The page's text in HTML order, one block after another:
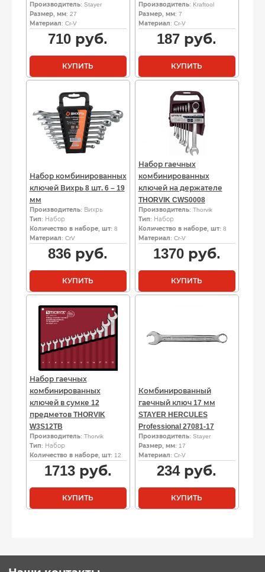
Производитель: Stayer
Размер, мм: 27
Материал: Cr-V
710 руб.
КУПИТЬ
Производитель: Kraftool
Размер, мм: 7
Материал: Cr-V
187 руб.
КУПИТЬ
Набор комбинированных
ключей Вихрь 8 шт. 6 – 19
мм
Производитель: Вихрь
Тип: Набор
Количество в наборе, шт: 8
Материал: CrV
836 руб.
КУПИТЬ
Набор гаечных
комбинированных
ключей на держателе
THORVIK CWS0008
Производитель: Thorvik
Тип: Набор
Количество в наборе, шт: 8
Материал: Cr-V
1370руб.
КУПИТЬ
Набор гаечных
комбинированных
ключей в сумке 12
предметов THORVIK
W3S12TB
Производитель: Thorvik
Тип: Набор
Количество в наборе, шт: 12
1713руб.
КУПИТЬ
Комбинированный
гаечный ключ 17 мм
STAYER HERCULES
Professional 27081-17
Производитель: Stayer
Размер, мм: 17
Материал: Cr-V
234руб.
КУПИТЬ